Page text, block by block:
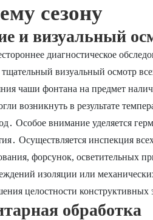
сезону
и визуальный
диагностическое
визуальный осмотр
чаши фонтана на предмет
возникнуть в результате
Особое внимание уделяется
Осуществляется инспекция
форсунок, осветительных
изоляции или
целостности конструктивных
обработка